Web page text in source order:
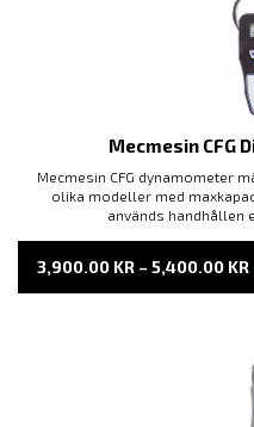
Mecmesin CFG
Mecmesin CFG dynamometer
olika modeller med
används handhållen
3,900.00 KR – 5,400.00 KR